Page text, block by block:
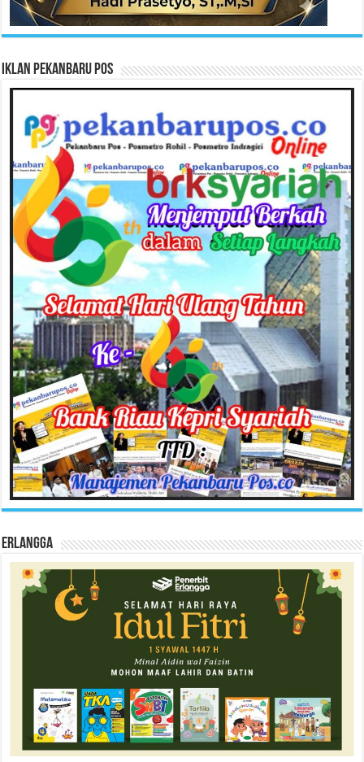
Iklan Pekanbaru Pos
Erlangga